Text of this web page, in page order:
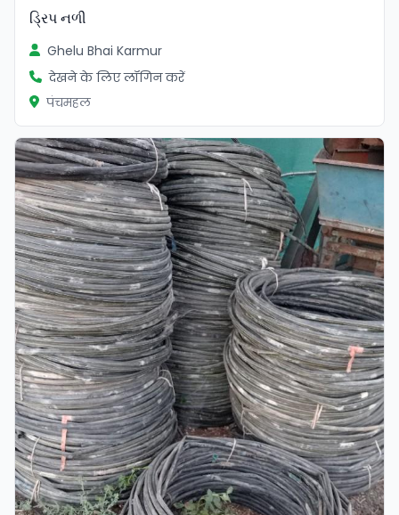
ડ્રિપ નળી
Ghelu Bhai Karmur
देखने के लिए लॉगिन करें
पंचमहल